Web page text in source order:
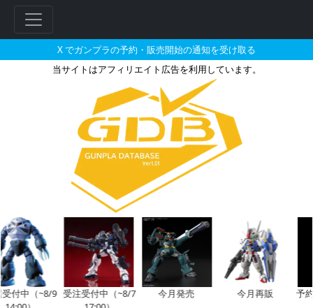
X でガンプラの予約・販売開始の通知を受け取る
当サイトはアフィリエイト広告を利用しています。
RG 1/144 νガンダムとそれに関
（~8/9 受注受付中（~8/7
今月発売 今月再販
予約開